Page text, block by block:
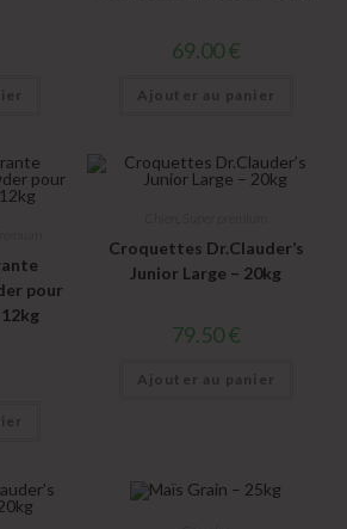
69.00€
Ajouter au panier
pour
Croquettes Dr.Clauder’s
Junior Large – 20kg
79.50€
Ajouter au panier